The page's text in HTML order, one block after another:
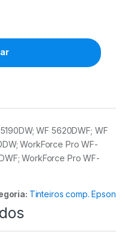
WF 5620DWF; WF
WorkForce Pro WF-
WorkForce Pro WF-
Tinteiros comp. Epson